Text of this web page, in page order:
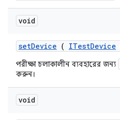
void
setDevice ( ITestDevice
পরীক্ষা চলাকালীন ব্যবহারের জন্য
করুন।
void